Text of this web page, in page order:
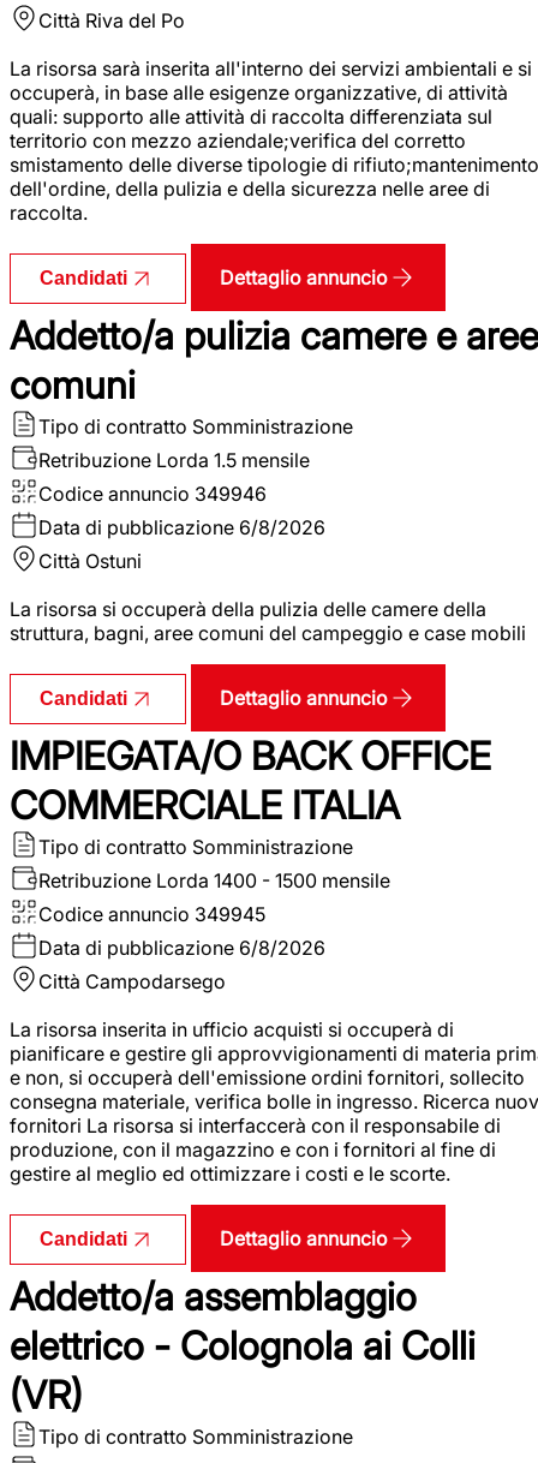
Città Riva del Po
La risorsa sarà inserita all'interno dei servizi ambientali e si
occuperà, in base alle esigenze organizzative, di attività
quali: supporto alle attività di raccolta differenziata sul
territorio con mezzo aziendale;verifica del corretto
smistamento delle diverse tipologie di rifiuto;mantenimento
dell'ordine, della pulizia e della sicurezza nelle aree di
raccolta.
Candidati Dettaglio annuncio
Addetto/a pulizia camere e aree
comuni
Tipo di contratto Somministrazione
Retribuzione Lorda 1.5 mensile
Codice annuncio 349946
Data di pubblicazione 6/8/2026
Città Ostuni
La risorsa si occuperà della pulizia delle camere della
struttura, bagni, aree comuni del campeggio e case mobili
Candidati Dettaglio annuncio
IMPIEGATA/O BACK OFFICE
COMMERCIALE ITALIA
Tipo di contratto Somministrazione
Retribuzione Lorda 1400 - 1500 mensile
Codice annuncio 349945
Data di pubblicazione 6/8/2026
Città Campodarsego
La risorsa inserita in ufficio acquisti si occuperà di
pianificare e gestire gli approvvigionamenti di materia
e non, si occuperà dell'emissione ordini fornitori, sollecito
consegna materiale, verifica bolle in ingresso. Ricerca
fornitori La risorsa si interfaccerà con il responsabile di
produzione, con il magazzino e con i fornitori al fine di
gestire al meglio ed ottimizzare i costi e le scorte.
Candidati Dettaglio annuncio
Addetto/a assemblaggio
elettrico - Colognola ai Colli
(VR)
Tipo di contratto Somministrazione